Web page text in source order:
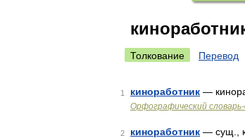
Толкование Перевод
1 киноработник —
Орфографический словарь-
2 киноработник — сущ.,